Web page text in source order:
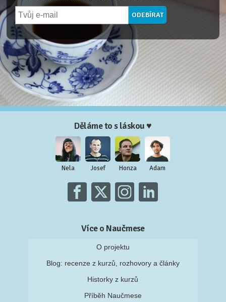
Děláme to s láskou ♥
Nela Josef Honza Adam
Více o Naučmese
O projektu
Blog: recenze z kurzů, rozhovory a články
Historky z kurzů
Příběh Naučmese